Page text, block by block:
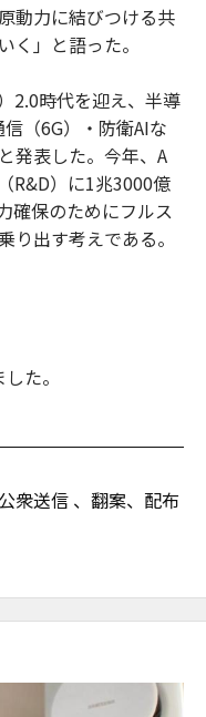
動力に結びつける共
く」と語った。
2.0時代を迎え、半導
（6G）・防衛AIな
発表した。今年、A
R&D）に1兆3000億
確保のためにフルス
り出す考えである。
た。
衆送信 、翻案、配布